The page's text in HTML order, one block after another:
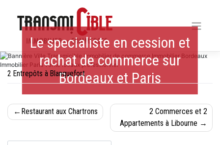
content
Le specialiste en cession et
rachat de commerce sur
Bordeaux et Paris
2 Entrepôts à Blanquefort
Navigation
de
l’article
Restaurant aux Chartrons
2 Commerces et 2
Appartements à Libourne